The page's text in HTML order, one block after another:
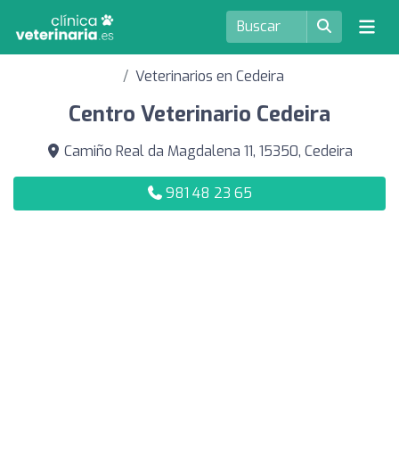
Veterinarios en Cedeira
Centro Veterinario Cedeira
Camiño Real da Magdalena 11, 15350, Cedeira
981 48 23 65